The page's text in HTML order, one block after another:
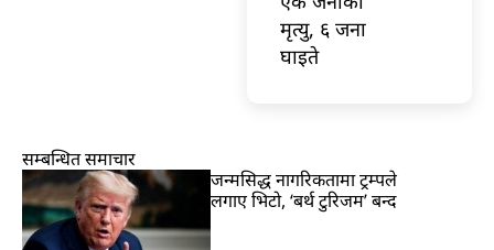
मृत्यु, ६ जना
घाइते
सम्बन्धित समाचार
जन्मसिद्ध नागरिकतामा ट्रम्पले
लगाए भिटो, ‘बर्थ टुरिजम’ बन्द